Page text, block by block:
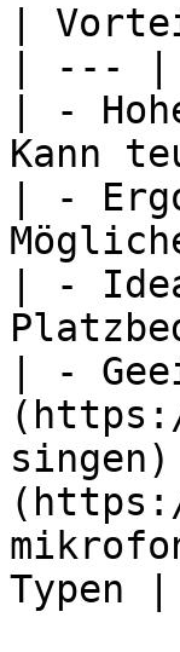
|
| --- |
| -
Kann
| -
| -
| -
Typen |